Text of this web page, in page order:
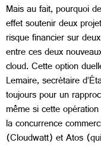
Mais au fait, pourquoi
effet soutenir deux
risque financier sur
entre ces deux
cloud. Cette option
Lemaire, secrétaire
toujours pour un
même si cette
la concurrence
(Cloudwatt) et Atos